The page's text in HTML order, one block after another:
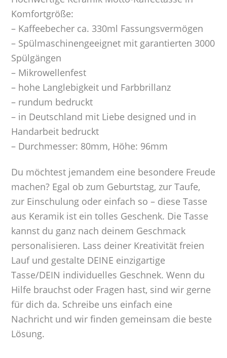
Komfortgröße:
– Kaffeebecher ca. 330ml Fassungsvermögen
– Spülmaschinengeeignet mit garantierten 3000
Spülgängen
– Mikrowellenfest
– hohe Langlebigkeit und Farbbrillanz
– rundum bedruckt
– in Deutschland mit Liebe designed und in
Handarbeit bedruckt
– Durchmesser: 80mm, Höhe: 96mm
Du möchtest jemandem eine besondere Freude
machen? Egal ob zum Geburtstag, zur Taufe,
zur Einschulung oder einfach so – diese Tasse
aus Keramik ist ein tolles Geschenk. Die Tasse
kannst du ganz nach deinem Geschmack
personalisieren. Lass deiner Kreativität freien
Lauf und gestalte DEINE einzigartige
Tasse/DEIN individuelles Geschnek. Wenn du
Hilfe brauchst oder Fragen hast, sind wir gerne
für dich da. Schreibe uns einfach eine
Nachricht und wir finden gemeinsam die beste
Lösung.